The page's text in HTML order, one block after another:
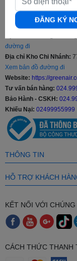
Địa chỉ Văn Phòng:
Số
Phạm Văn Đồng, Bắc Từ
đường đi
Địa chỉ Kho Chi Nhánh:
Xem bản đồ đường đi
Website: https://
Tư vấn bán hàng:
Bảo Hành - CSKH:
Khiếu Nại: 02499955999
THÔNG TIN
HỖ TRỢ KHÁCH
KẾT NỐI VỚI CHÚNG
CÁCH THỨC THANH
ĐĂNG KÝ